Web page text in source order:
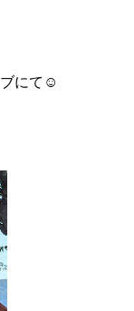
ブにて☺️